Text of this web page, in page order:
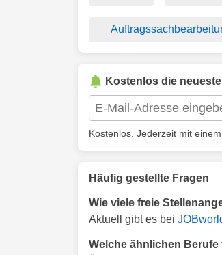
Kostenlos die
Kostenlos. Jederzeit mit
Häufig gestellte Fragen
Wie viele freie
Aktuell gibt es bei
Welche ähnlichen